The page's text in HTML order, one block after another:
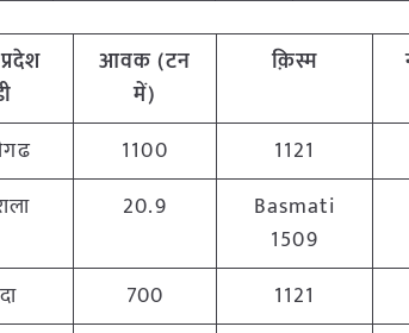
आवक (टन
में)
क़िस्म
1100 1121
20.9
Basmati
1509
700 1121